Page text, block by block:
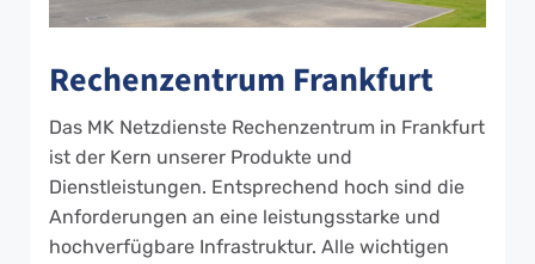
Rechenzentrum Frankfurt
Das MK Netzdienste Rechenzentrum in Frankfurt
ist der Kern unserer Produkte und
Dienstleistungen. Entsprechend hoch sind die
Anforderungen an eine leistungsstarke und
hochverfügbare Infrastruktur. Alle wichtigen